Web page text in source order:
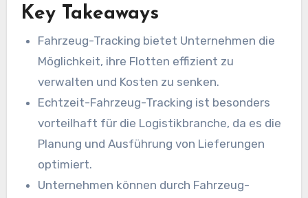
Key Takeaways
Fahrzeug-Tracking bietet Unternehmen die
Möglichkeit, ihre Flotten effizient zu
verwalten und Kosten zu senken.
Echtzeit-Fahrzeug-Tracking ist besonders
vorteilhaft für die Logistikbranche, da es die
Planung und Ausführung von Lieferungen
optimiert.
Unternehmen können durch Fahrzeug-